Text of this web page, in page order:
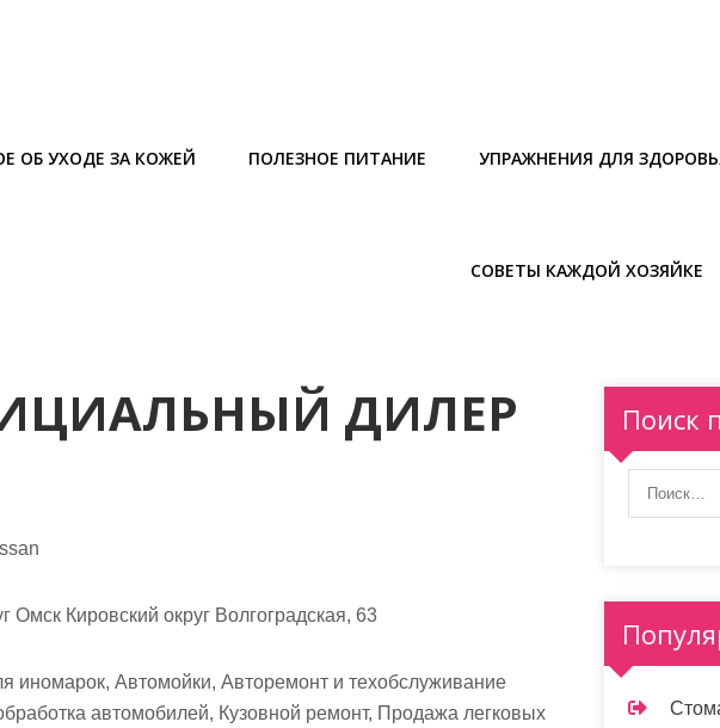
ОБ УХОДЕ ЗА КОЖЕЙ ПОЛЕЗНОЕ ПИТАНИЕ УПРАЖНЕНИЯ ДЛЯ
СОВЕТЫ КАЖДОЙ ХОЗЯЙКЕ
ДИЛЕР
Омск Кировский округ Волгоградская, 63
иномарок, Автомойки, Авторемонт и техобслуживание
автомобилей, Кузовной ремонт, Продажа легковых
Поиск